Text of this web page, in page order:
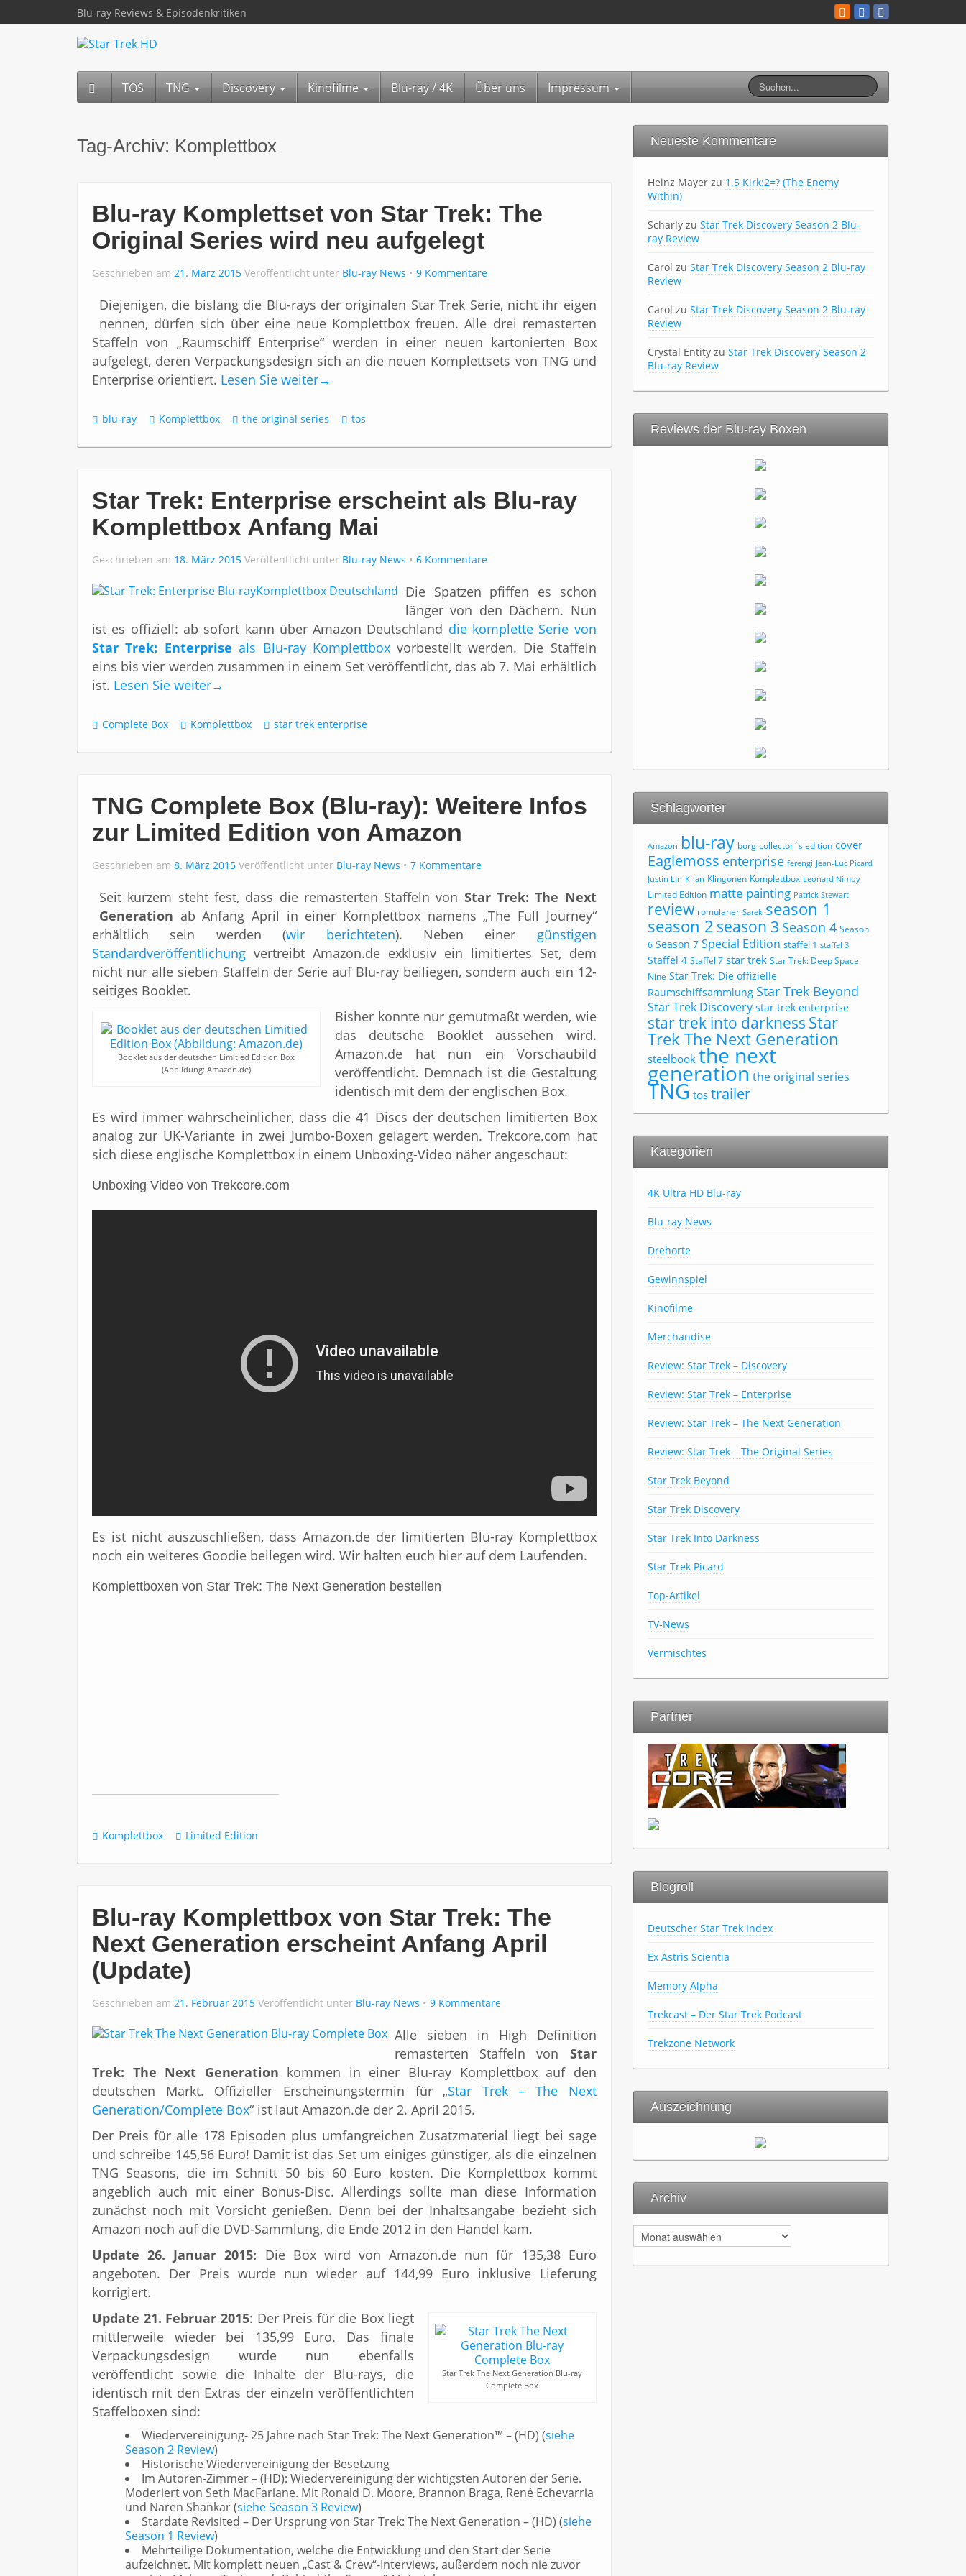
Blu-ray Reviews & Episodenkritiken
TOS TNG Discovery Kinofilme Blu-ray / 4K Über uns Impressum
Tag-Archiv: Komplettbox
Blu-ray Komplettset von Star Trek: The
Original Series wird neu aufgelegt
Geschrieben am 21. März 2015 Veröffentlicht unter Blu-ray News 9 Kommentare
Diejenigen, die bislang die Blu-rays der originalen Star Trek Serie, nicht ihr eigen
nennen, dürfen sich über eine neue Komplettbox freuen. Alle drei remasterten
Staffeln von „Raumschiff Enterprise“ werden in einer neuen kartonierten Box
aufgelegt, deren Verpackungsdesign sich an die neuen Komplettsets von TNG und
Enterprise orientiert. Lesen Sie weiter→
blu-ray Komplettbox the original series tos
Star Trek: Enterprise erscheint als Blu-ray
Komplettbox Anfang Mai
Geschrieben am 18. März 2015 Veröffentlicht unter Blu-ray News 6 Kommentare
Die Spatzen pfiffen es schon
länger von den Dächern. Nun
ist es offiziell: ab sofort kann über Amazon Deutschland die komplette Serie von
Star Trek: Enterprise als Blu-ray Komplettbox vorbestellt werden. Die Staffeln
eins bis vier werden zusammen in einem Set veröffentlicht, das ab 7. Mai erhältlich
ist. Lesen Sie weiter→
Complete Box Komplettbox star trek enterprise
TNG Complete Box (Blu-ray): Weitere Infos
zur Limited Edition von Amazon
Geschrieben am 8. März 2015 Veröffentlicht unter Blu-ray News 7 Kommentare
Seit kurzem steht fest, dass die remasterten Staffeln von Star Trek: The Next
Generation ab Anfang April in einer Komplettbox namens „The Full Journey“
erhältlich sein werden (wir berichteten). Neben einer günstigen
Standardveröffentlichung vertreibt Amazon.de exklusiv ein limitiertes Set, dem
nicht nur alle sieben Staffeln der Serie auf Blu-ray beiliegen, sondern auch ein 12-
seitiges Booklet.
Booklet aus der deutschen Limitied Edition Box
(Abbildung: Amazon.de)
Bisher konnte nur gemutmaßt werden, wie
das deutsche Booklet aussehen wird.
Amazon.de hat nun ein Vorschaubild
veröffentlicht. Demnach ist die Gestaltung
identisch mit dem der englischen Box.
Es wird immer wahrscheinlicher, dass die 41 Discs der deutschen limitierten Box
analog zur UK-Variante in zwei Jumbo-Boxen gelagert werden. Trekcore.com hat
sich diese englische Komplettbox in einem Unboxing-Video näher angeschaut:
Unboxing Video von Trekcore.com
Es ist nicht auszuschließen, dass Amazon.de der limitierten Blu-ray Komplettbox
noch ein weiteres Goodie beilegen wird. Wir halten euch hier auf dem Laufenden.
Komplettboxen von Star Trek: The Next Generation bestellen
Komplettbox Limited Edition
Blu-ray Komplettbox von Star Trek: The
Next Generation erscheint Anfang April
(Update)
Geschrieben am 21. Februar 2015 Veröffentlicht unter Blu-ray News 9 Kommentare
Alle sieben in High Definition
remasterten Staffeln von Star
Trek: The Next Generation kommen in einer Blu-ray Komplettbox auf den
deutschen Markt. Offizieller Erscheinungstermin für „Star Trek – The Next
Generation/Complete Box“ ist laut Amazon.de der 2. April 2015.
Der Preis für alle 178 Episoden plus umfangreichen Zusatzmaterial liegt bei sage
und schreibe 145,56 Euro! Damit ist das Set um einiges günstiger, als die einzelnen
TNG Seasons, die im Schnitt 50 bis 60 Euro kosten. Die Komplettbox kommt
angeblich auch mit einer Bonus-Disc. Allerdings sollte man diese Information
zunächst noch mit Vorsicht genießen. Denn bei der Inhaltsangabe bezieht sich
Amazon noch auf die DVD-Sammlung, die Ende 2012 in den Handel kam.
Update 26. Januar 2015: Die Box wird von Amazon.de nun für 135,38Euro
angeboten. Der Preis wurde nun wieder auf 144,99 Euro inklusive Lieferung
korrigiert.
Star Trek The Next Generation Blu-ray
Complete Box
Update 21. Februar 2015: Der Preis für die Box liegt
mittlerweile wieder bei 135,99 Euro. Das finale
Verpackungsdesign wurde nun ebenfalls
veröffentlicht sowie die Inhalte der Blu-rays, die
identisch mit den Extras der einzeln veröffentlichten
Staffelboxen sind:
Wiedervereinigung- 25 Jahre nach Star Trek: The Next Generation™ – (HD) (siehe
Season 2 Review)
Historische Wiedervereinigung der Besetzung
Im Autoren-Zimmer – (HD): Wiedervereinigung der wichtigsten Autoren der Serie.
Moderiert von Seth MacFarlane. Mit Ronald D. Moore, Brannon Braga, René Echevarria
und Naren Shankar (siehe Season 3 Review)
Stardate Revisited – Der Ursprung von Star Trek: The Next Generation – (HD) (siehe
Season 1 Review)
Mehrteilige Dokumentation, welche die Entwicklung und den Start der Serie
aufzeichnet. Mit komplett neuen „Cast & Crew“-Interviews, außerdem noch nie zuvor
Neueste Kommentare
Heinz Mayerzu 1.5 Kirk:2=? (The Enemy
Within)
Scharlyzu Star Trek Discovery Season 2 Blu-
ray Review
Carol zu Star Trek Discovery Season 2 Blu-ray
Review
Carol zu Star Trek Discovery Season 2 Blu-ray
Review
Crystal Entityzu Star Trek Discovery Season 2
Blu-ray Review
Reviews der Blu-ray Boxen
Schlagwörter
Amazon blu-ray borg collector´s edition cover
Eaglemoss enterprise ferengi Jean-Luc Picard
Justin Lin Khan Klingonen Komplettbox Leonard Nimoy
Limited Edition matte painting Patrick Stewart
review romulaner Sarek season 1
season 2 season 3 Season 4 Season
6 Season 7 Special Edition staffel 1 staffel 3
Staffel 4 Staffel 7 star trek Star Trek: Deep Space
Nine Star Trek: Die offizielle
Raumschiffsammlung Star Trek Beyond
Star Trek Discovery star trek enterprise
star trek into darkness Star
Trek The Next Generation
steelbook the next
generation the original series
TNG tos trailer
Kategorien
4K Ultra HD Blu-ray
Blu-ray News
Drehorte
Gewinnspiel
Kinofilme
Merchandise
Review: Star Trek – Discovery
Review: Star Trek – Enterprise
Review: Star Trek – The Next Generation
Review: Star Trek – The Original Series
Star Trek Beyond
Star Trek Discovery
Star Trek Into Darkness
Star Trek Picard
Top-Artikel
TV-News
Vermischtes
Partner
Blogroll
Deutscher Star Trek Index
Ex Astris Scientia
Memory Alpha
Trekcast – Der Star Trek Podcast
Trekzone Network
Auszeichnung
Archiv
r
c